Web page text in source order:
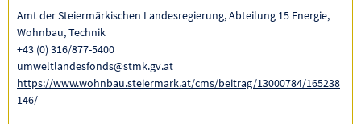
Amt der Steiermärkischen Landesregierung, Abteilung 15 Energie,
Wohnbau, Technik
+43 (0) 316/877-5400
umweltlandesfonds@stmk.gv.at
https://www.wohnbau.steiermark.at/cms/beitrag/13000784/165238
146/